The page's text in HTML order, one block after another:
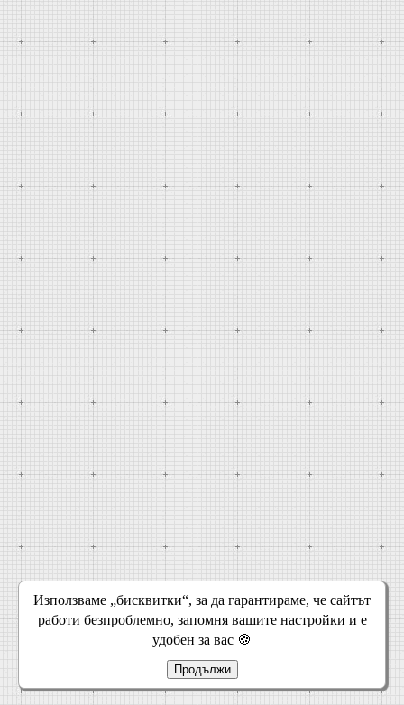
Използваме „бисквитки“, за да гарантираме, че сайтът
работи безпроблемно, запомня вашите настройки и е
удобен за вас 🍪
Продължи